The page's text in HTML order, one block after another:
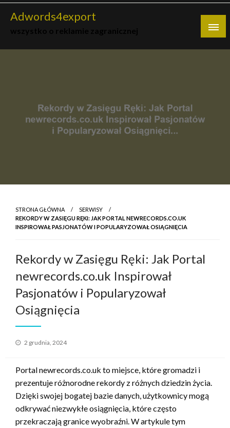
Skip
Adwords4export
STRONA GŁÓWNA
SERWISY
REKORDY W ZASIĘGU RĘKI: JAK PORTAL NEWRECORDS.CO.UK
INSPIROWAŁ PASJONATÓW I POPULARYZOWAŁ OSIĄGNIĘCIA
Rekordy w Zasięgu Ręki: Jak Portal
newrecords.co.uk Inspirował
Pasjonatów i Popularyzował
Osiągnięcia
Opublikowane
2 grudnia, 2024
Portal newrecords.co.uk to miejsce, które gromadzi i
prezentuje różnorodne rekordy z różnych dziedzin życia.
Dzięki swojej bogatej bazie danych, użytkownicy mogą
odkrywać niezwykłe osiągnięcia, które często
przekraczają granice wyobraźni. W artykule tym